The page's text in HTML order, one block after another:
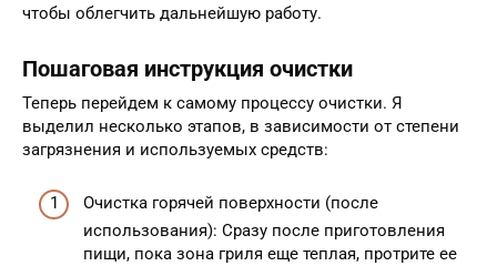
чтобы облегчить дальнейшую работу.
Пошаговая инструкция очистки
Теперь перейдем к самому процессу очистки. Я
выделил несколько этапов, в зависимости от степени
загрязнения и используемых средств:
Очистка горячей поверхности (после
использования): Сразу после приготовления
пищи, пока зона гриля еще теплая, протрите ее